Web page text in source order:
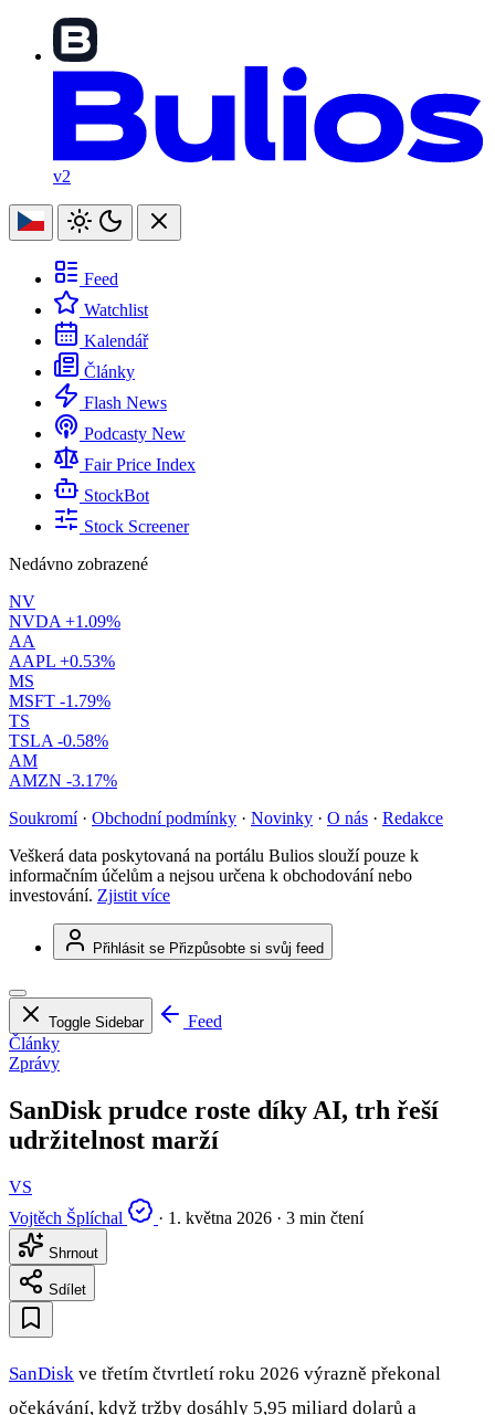
v2
Feed
Watchlist
Kalendář
Články
Flash News
Podcasty New
Fair Price Index
StockBot
Stock Screener
Nedávno zobrazené
NV
NVDA +1.09%
AA
AAPL +0.53%
MS
MSFT -1.79%
TS
TSLA -0.58%
AM
AMZN -3.17%
Soukromí · Obchodní podmínky · Novinky · O nás · Redakce
Veškerá data poskytovaná na portálu Bulios slouží pouze k
informačním účelům a nejsou určena k obchodování nebo
investování. Zjistit více
Přihlásit se Přizpůsobte si svůj feed
Toggle Sidebar
Feed
Články
Zprávy
SanDisk prudce roste díky AI, trh řeší
udržitelnost marží
VS
Vojtěch Šplíchal
· 1. května 2026 · 3 min čtení
Shrnout
Sdílet
SanDisk ve třetím čtvrtletí roku 2026 výrazně překonal
očekávání, když tržby dosáhly 5,95 miliard dolarů a